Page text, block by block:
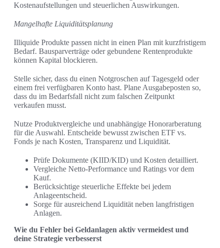
Kostenaufstellungen und steuerlichen Auswirkungen.
Mangelhafte Liquiditätsplanung
Illiquide Produkte passen nicht in einen Plan mit kurzfristigem
Bedarf. Bausparverträge oder gebundene Rentenprodukte
können Kapital blockieren.
Stelle sicher, dass du einen Notgroschen auf Tagesgeld oder
einem frei verfügbaren Konto hast. Plane Ausgabeposten so,
dass du im Bedarfsfall nicht zum falschen Zeitpunkt
verkaufen musst.
Nutze Produktvergleiche und unabhängige Honorarberatung
für die Auswahl. Entscheide bewusst zwischen ETF vs.
Fonds je nach Kosten, Transparenz und Liquidität.
Prüfe Dokumente (KIID/KID) und Kosten detailliert.
Vergleiche Netto-Performance und Ratings vor dem
Kauf.
Berücksichtige steuerliche Effekte bei jedem
Anlageentscheid.
Sorge für ausreichend Liquidität neben langfristigen
Anlagen.
Wie du Fehler bei Geldanlagen aktiv vermeidest und
deine Strategie verbesserst